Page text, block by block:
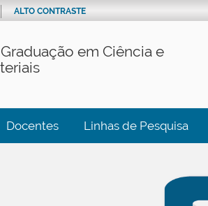
em Ciência e
ALTO CONTRASTE
Docentes Linhas de Pesquisa